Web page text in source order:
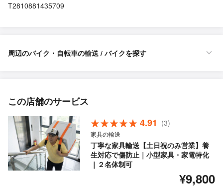
T2810881435709
周辺のバイク・自転車の輸送 / バイクを探す
この店舗のサービス
4.91 (3)
家具の輸送
丁寧な家具輸送【土日祝のみ営業】養
生対応で傷防止｜小型家具・家電特化
｜２名体制可
¥9,800